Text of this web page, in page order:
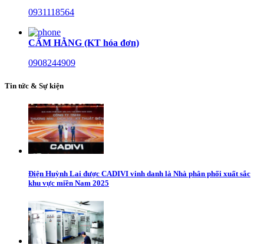
0931118564
CẨM HẰNG (KT hóa đơn)
0908244909
Tin tức & Sự kiện
Điện Huỳnh Lai được CADIVI vinh danh là Nhà phân phối xuất sắc
khu vực miền Nam 2025